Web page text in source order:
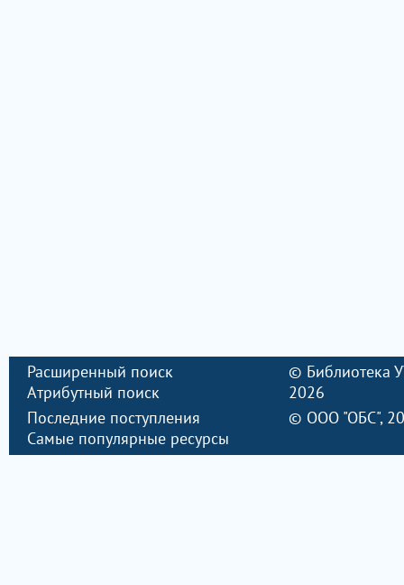
Расширенный поиск
Атрибутный поиск
Последние поступления
Самые популярные ресурсы
© Библиотека
2026
© ООО "ОБС",